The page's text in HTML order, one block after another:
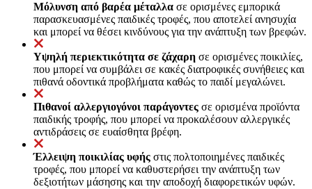
Μόλυνση από βαρέα μέταλλα σε ορισμένες εμπορικά
παρασκευασμένες παιδικές τροφές, που αποτελεί ανησυχία
και μπορεί να θέσει κινδύνους για την ανάπτυξη των βρεφών.
Υψηλή περιεκτικότητα σε ζάχαρη σε ορισμένες ποικιλίες,
που μπορεί να συμβάλει σε κακές διατροφικές συνήθειες και
πιθανά οδοντικά προβλήματα καθώς το παιδί μεγαλώνει.
Πιθανοί αλλεργιογόνοι παράγοντες σε ορισμένα προϊόντα
παιδικής τροφής, που μπορεί να προκαλέσουν αλλεργικές
αντιδράσεις σε ευαίσθητα βρέφη.
Έλλειψη ποικιλίας υφής στις πολτοποιημένες παιδικές
τροφές, που μπορεί να καθυστερήσει την ανάπτυξη των
δεξιοτήτων μάσησης και την αποδοχή διαφορετικών υφών.